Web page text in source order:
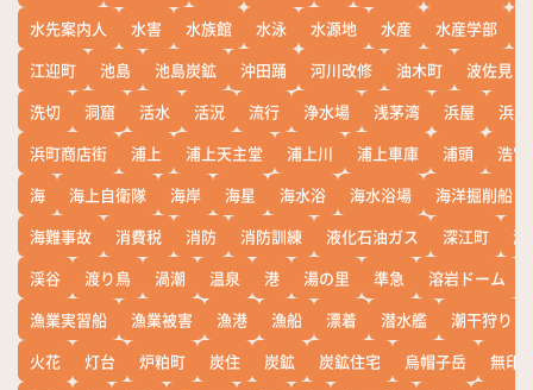
水先案内人
水害 水族館 水泳 水源地 水産 水産学部
江迎町
池島 池島炭鉱 沖田踊 河川改修 油木町
波佐見
洗切
洞窟 活水 活況 流行 浄水場 浅茅湾 浜屋
浜
浜町商店街
浦上 浦上天主堂 浦上川 浦上車庫 浦頭
浩宮
海
海上自衛隊 海岸 海星 海水浴 海水浴場
海洋掘削船
海難事故
消費税 消防 消防訓練 液化石油ガス 深江町
淵
渓谷
渡り鳥 渦潮 温泉 港 湯の里 準急 溶岩ドーム
漁業実習船
漁業被害 漁港 漁船 漂着 潜水艦
潮干狩り
火花
灯台 炉粕町 炭住 炭鉱 炭鉱住宅 烏帽子岳
無印